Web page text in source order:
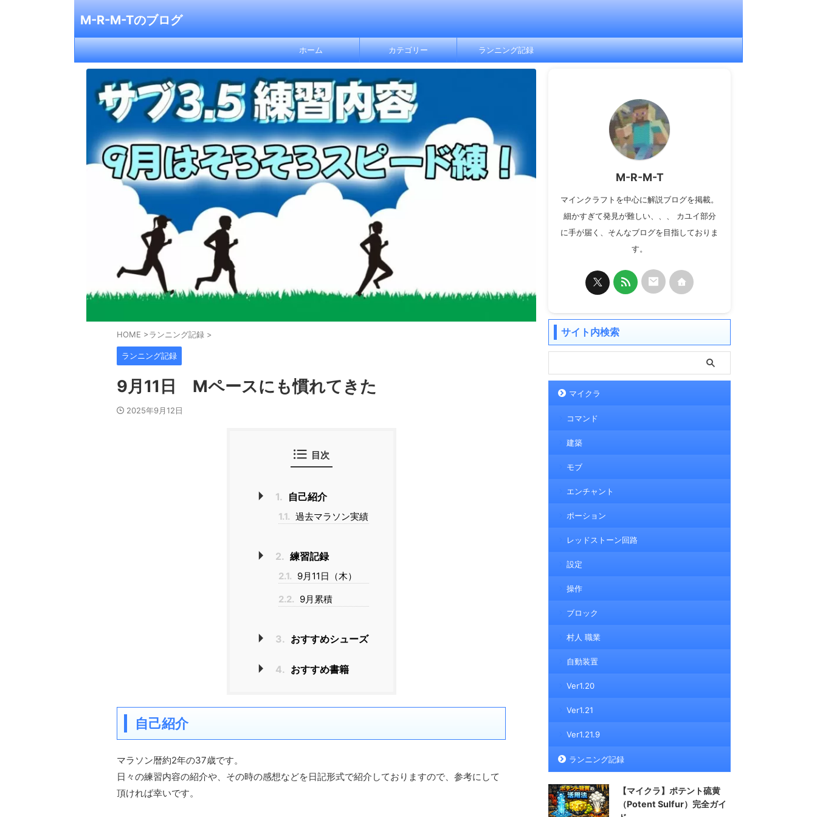
M-R-M-Tのブログ
ホーム カテゴリー ランニング記録
HOME >ランニング記録 >
ランニング記録
9月11日 Mペースにも慣れてきた
2025年9月12日
目次
1. 自己紹介
1.1. 過去マラソン実績
2. 練習記録
2.1. 9月11日（木）
2.2. 9月累積
3. おすすめシューズ
4. おすすめ書籍
自己紹介
マラソン暦約2年の37歳です。
日々の練習内容の紹介や、その時の感想などを日記形式で紹介しておりますので、参考にして
頂ければ幸いです。
M-R-M-T
マインクラフトを中心に解説ブログを掲載。
細かすぎて発見が難しい、、、 カユイ部分
に手が届く、そんなブログを目指しておりま
す。
サイト内検索
マイクラ
コマンド
建築
モブ
エンチャント
ポーション
レッドストーン回路
設定
操作
ブロック
村人 職業
自動装置
Ver1.20
Ver1.21
Ver1.21.9
ランニング記録
【マイクラ】ポテント硫黄
（Potent Sulfur）完全ガイ